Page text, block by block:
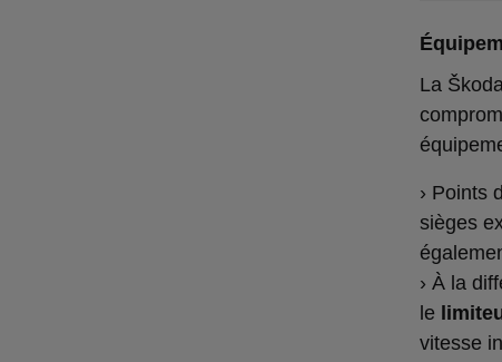
La
› Points
sièges
› À la
le
vitesse